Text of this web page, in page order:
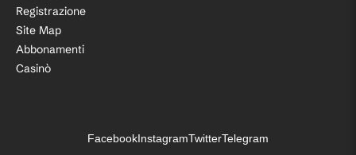
Registrazione
Site Map
Abbonamenti
Casinò
FacebookInstagramTwitterTelegram